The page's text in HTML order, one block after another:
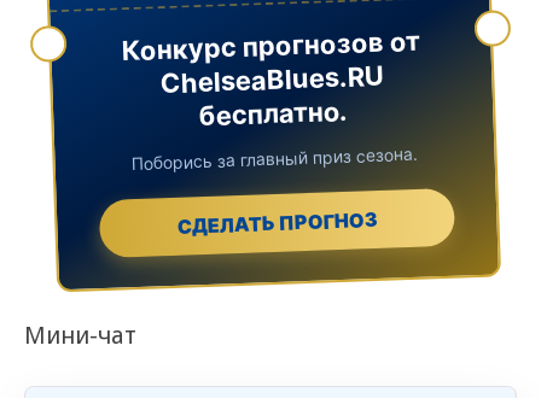
Конкурс прогнозов от
ChelseaBlues.RU
бесплатно.
Поборись за главный приз сезона.
СДЕЛАТЬ ПРОГНОЗ
Мини-чат